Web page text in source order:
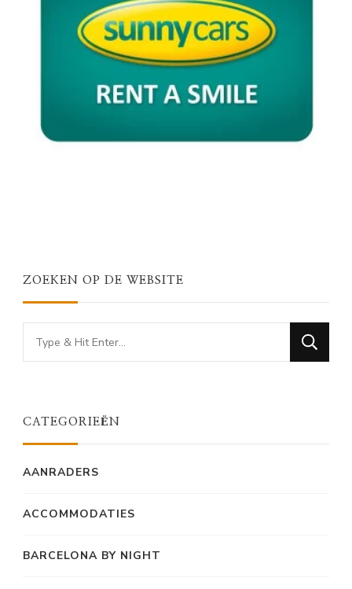
ZOEKEN OP DE WEBSITE
Looking
for
CATEGORIEËN
AANRADERS
ACCOMMODATIES
BARCELONA BY NIGHT